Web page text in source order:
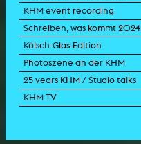
KHM event recording
Schreiben, was kommt 2024
Kölsch-Glas-Edition
Photoszene an der KHM
25 years KHM / Studio talks
KHM TV